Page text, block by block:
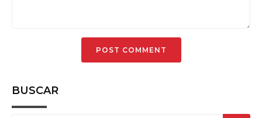
BUSCAR